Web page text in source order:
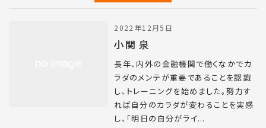
2022年12月5日
小関 泉
長年、内外の金融機関で働くなかでカ
ラダのメンテが重要であることを認識
し、トレーニングを始めました。努力す
れば自分のカラダが変わることを実感
し、「明日の自分がライ...